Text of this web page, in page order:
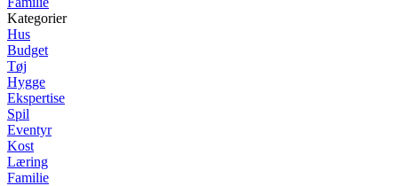
Kategorier
Hus
Budget
Tøj
Hygge
Ekspertise
Spil
Eventyr
Kost
Læring
Familie